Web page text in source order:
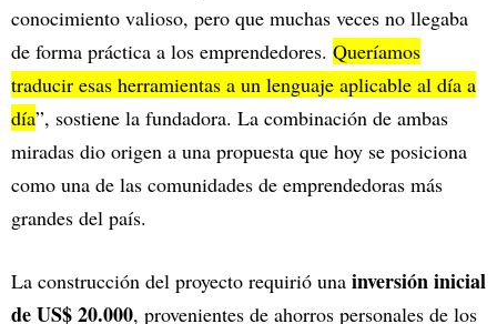
conocimiento valioso, pero que muchas veces no llegaba
de forma práctica a los emprendedores. Queríamos
traducir esas herramientas a un lenguaje aplicable al día a
día”, sostiene la fundadora. La combinación de ambas
miradas dio origen a una propuesta que hoy se posiciona
como una de las comunidades de emprendedoras más
grandes del país.
La construcción del proyecto requirió una inversión inicial
de US$ 20.000, provenientes de ahorros personales de los